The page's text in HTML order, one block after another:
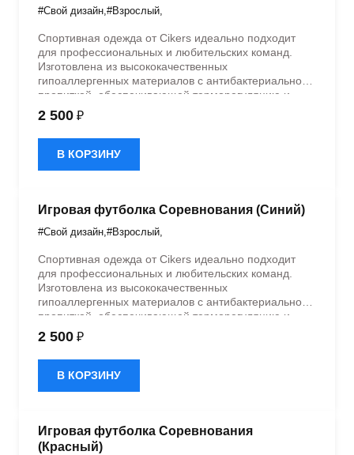
#Свой дизайн #Взрослый
Спортивная одежда от Cikers идеально подходит
для профессиональных и любительских команд.
Изготовлена из высококачественных
гипоаллергенных материалов с антибактериальной
пропиткой, обеспечивающей терморегуляцию и
быстрое влагоотведение. Одежда обладает
эластичностью в 5 направлениях и стильным
дизайном.
2 500 ₽
В КОРЗИНУ
Игровая футболка Соревнования (Синий)
#Свой дизайн #Взрослый
Спортивная одежда от Cikers идеально подходит
для профессиональных и любительских команд.
Изготовлена из высококачественных
гипоаллергенных материалов с антибактериальной
пропиткой, обеспечивающей терморегуляцию и
быстрое влагоотведение. Одежда обладает
эластичностью в 5 направлениях и стильным
дизайном.
2 500 ₽
В КОРЗИНУ
Игровая футболка Соревнования
(Красный)